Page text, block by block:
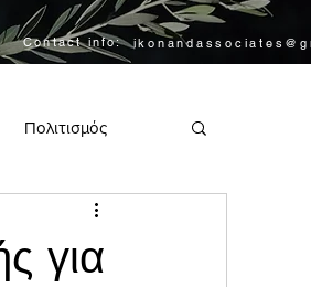
Contact info:
Πολιτισμός
για